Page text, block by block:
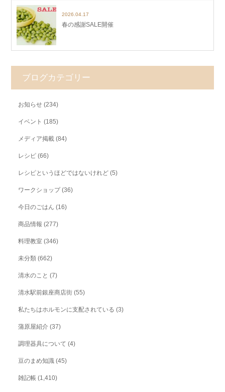
2026.04.17
春の感謝SALE開催
ブログカテゴリー
お知らせ (234)
イベント (185)
メディア掲載 (84)
レシピ (66)
レシピというほどではないけれど (5)
ワークショップ(36)
今日のごはん (16)
商品情報 (277)
料理教室 (346)
未分類 (662)
清水のこと (7)
清水駅前銀座商店街 (55)
私たちはホルモンに支配されている (3)
蒲原屋紹介 (37)
調理器具について (4)
豆のまめ知識 (45)
雑記帳 (1,410)